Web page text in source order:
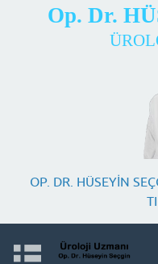
Op. Dr.
OP. DR. HÜSEYİN